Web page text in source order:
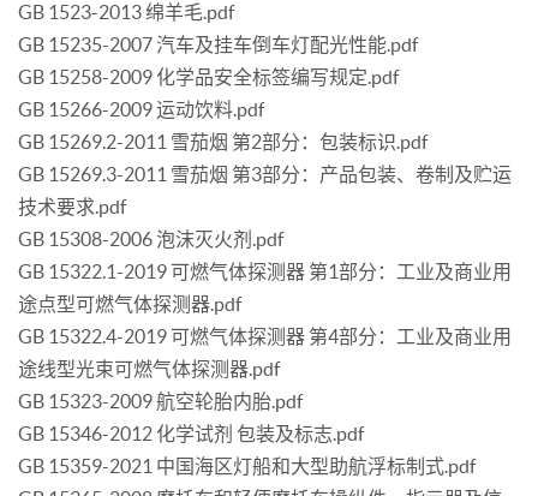
GB 1523-2013 绵羊毛.pdf
GB 15235-2007 汽车及挂车倒车灯配光性能.pdf
GB 15258-2009 化学品安全标签编写规定.pdf
GB 15266-2009 运动饮料.pdf
GB 15269.2-2011 雪茄烟 第2部分：包装标识.pdf
GB 15269.3-2011 雪茄烟 第3部分：产品包装、卷制及贮运
技术要求.pdf
GB 15308-2006 泡沫灭火剂.pdf
GB 15322.1-2019 可燃气体探测器 第1部分：工业及商业用
途点型可燃气体探测器.pdf
GB 15322.4-2019 可燃气体探测器 第4部分：工业及商业用
途线型光束可燃气体探测器.pdf
GB 15323-2009 航空轮胎内胎.pdf
GB 15346-2012 化学试剂 包装及标志.pdf
GB 15359-2021 中国海区灯船和大型助航浮标制式.pdf